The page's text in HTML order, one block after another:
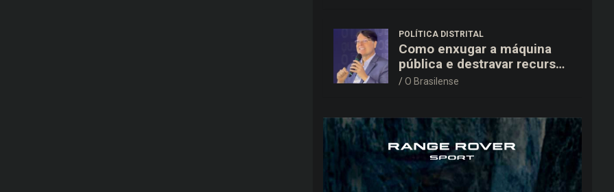
POLÍTICA DISTRITAL
Como enxugar a máquina
pública e destravar recursos
para a saúde e educação no
O Brasilense